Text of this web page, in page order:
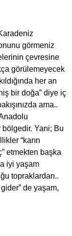
görmeniz
çevresine
görülemeyecek
her an
bir doğa” diye iç
ama..
bölgedir. Yani; Bu
“karın
etmekten başka
iyi yaşam
topraklardan..
de yaşam,